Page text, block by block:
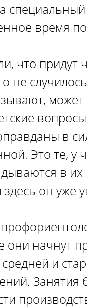
время
что
не
может
в
Это те, у
в
он уже
они начнут
и
Занятия